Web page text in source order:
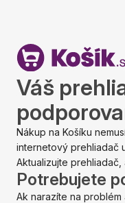
Váš
Nákup na Košíku
internetový prehliadač
Aktualizujte prehliadač,
Potrebujete
Ak narazíte na problém